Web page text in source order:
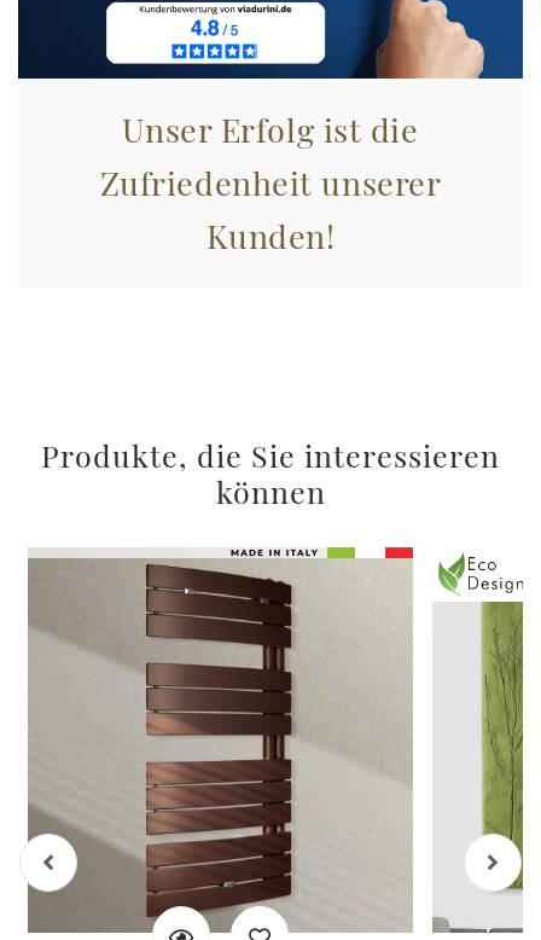
Unser Erfolg ist die
Zufriedenheit unserer
Kunden!
Produkte, die Sie interessieren
können